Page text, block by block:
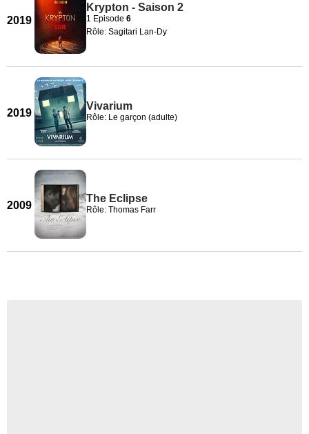
2019
Krypton - Saison 2
1 Episode 6
Rôle: Sagitari Lan-Dy
2019
Vivarium
Rôle: Le garçon (adulte)
2009
The Eclipse
Rôle: Thomas Farr